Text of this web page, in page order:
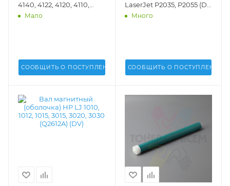
4140, 4122, 4120, 4110,
4018, 4270, 4320, 4340,
Мало
СООБЩИТЬ О ПОСТУПЛЕНИИ
LaserJet P2035, P2055 (DV
Inc.) - DV-DB-HP2035
Много
СООБЩИТЬ О ПОСТУПЛЕНИИ